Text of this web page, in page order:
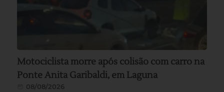
Motociclista morre após colisão com carro na
Ponte Anita Garibaldi, em Laguna
08/08/2026